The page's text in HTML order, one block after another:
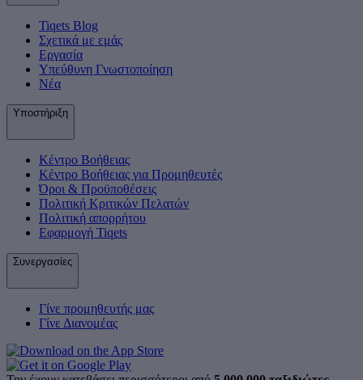
Tiqets Βlog
Σχετικά με εμάς
Εργασία
Υπεύθυνη Γνωστοποίηση
Νέα
Υποστήριξη
Κέντρο Βοήθειας
Κέντρο Βοήθειας για Προμηθευτές
Όροι & Προϋποθέσεις
Πολιτική Κριτικών Πελατών
Πολιτική απορρήτου
Εφαρμογή Tiqets
Συνεργασίες
Γίνε προμηθευτής μας
Γίνε Διανομέας